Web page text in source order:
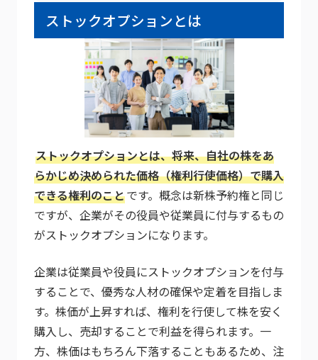
ストックオプションとは
ストックオプションとは、将来、自社の株をあ
らかじめ決められた価格（権利行使価格）で購入
できる権利のことです。概念は新株予約権と同じ
ですが、企業がその役員や従業員に付与するもの
がストックオプションになります。
企業は従業員や役員にストックオプションを付与
することで、優秀な人材の確保や定着を目指しま
す。株価が上昇すれば、権利を行使して株を安く
購入し、売却することで利益を得られます。一
方、株価はもちろん下落することもあるため、注